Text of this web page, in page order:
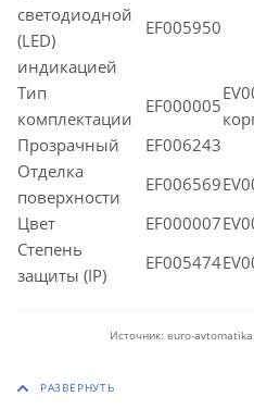
светодиодной
(LED)
индикацией
EF005950
Тип
комплектации
EF000005
Прозрачный
EF006243
Отделка
поверхности
EF006569
Цвет
EF000007
Степень
защиты (IP)
EF005474
Источник: euro-